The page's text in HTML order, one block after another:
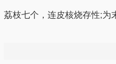
荔枝七个，连皮核烧存性;为